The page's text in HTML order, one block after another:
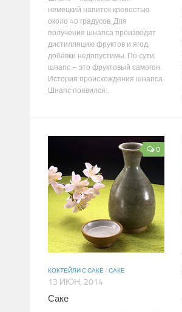
немецкий напиток крепостью
около 40 градусов. Для
получения шнапса производят
дистилляцию фруктов и ягод,
добавки недопустимы. По сути,
шнапс – это фруктовый самогон.
История происхождения шнапса
Шнапс появился...
0
КОКТЕЙЛИ С САКЕ/САКЕ
13 ИЮН, 2014
Саке